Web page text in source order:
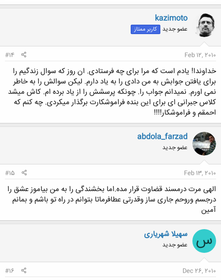
ک
ن
ش
ه
ا
kazimoto
عضو جدید کاربر ممتاز
Feb 12, 2010
#14
خداوندا! یادم است که مرا برای چه فرستادی. ان روز که سوال زندگیم را
برای یافتن جوابش به من دادی را به یاد دارم. لیکن سوالش را به خاطر
نمی اورم. نمیدانم جواب را. چونکه پرسشش را از یاد برده ام. کاش میشد
کلاس جبرانی ای برای این بنده فراموشکارت برگذار میکردی. چه کنم که
احمقم و فراموشکار!!!!
abdola_farzad
عضو جدید
Feb 13, 2010
#15
الهی مرت درمسند قضاوت قرار مده.اما بخشندگی را به من بیاموز عشق را
درجسم وروحم جاری ساز وقدرتی عطافرماتا بتوانم در راه تو باشم و بمانم
آمین
س سهیلا شهریاری
عضو جدید
Dec 26, 2010
#16